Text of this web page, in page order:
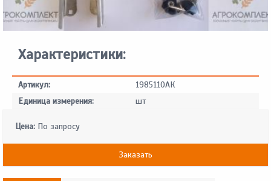
Характеристики:
Артикул:
1985110АК
Единица измерения:
шт
Цена: По запросу
Заказать